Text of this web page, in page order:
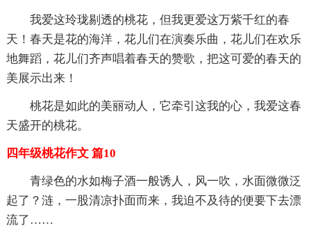
我爱这玲珑剔透的桃花，但我更爱这万紫千红的春
天！春天是花的海洋，花儿们在演奏乐曲，花儿们在欢乐
地舞蹈，花儿们齐声唱着春天的赞歌，把这可爱的春天的
美展示出来！
桃花是如此的美丽动人，它牵引这我的心，我爱这春
天盛开的桃花。
四年级桃花作文 篇10
青绿色的水如梅子酒一般诱人，风一吹，水面微微泛
起了？涟，一股清凉扑面而来，我迫不及待的便要下去漂
流了……